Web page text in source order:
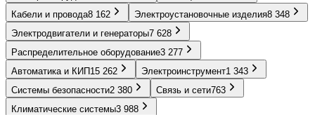
Кабели и провода8 162 Электроустановочные изделия8 348
Электродвигатели и генераторы7 628
Распределительное оборудование3 277
Автоматика и КИП 15 262 Электроинструмент1 343
Системы безопасности2 380 Связь и сети763
Климатические системы3 988